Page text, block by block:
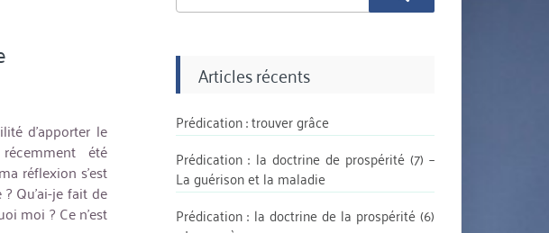
d’apporter le
été
réflexion s’est
Qu’ai-je fait de
moi ? Ce n’est
aprè:
Articles récents
Prédication : trouver grâce
Prédication : la doctrine de prospérité (7) –
La guérison et la maladie
Prédication : la doctrine de la prospérité (6)